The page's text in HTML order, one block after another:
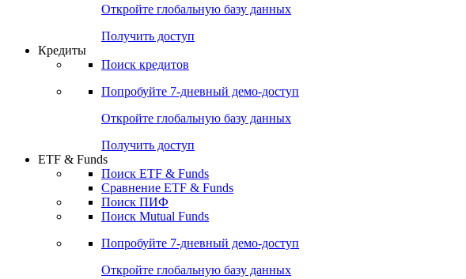
Откройте глобальную базу данных
Получить доступ
Кредиты
Поиск кредитов
Попробуйте 7-дневный демо-доступ
Откройте глобальную базу данных
Получить доступ
ETF & Funds
Поиск ETF & Funds
Сравнение ETF & Funds
Поиск ПИФ
Поиск Mutual Funds
Попробуйте 7-дневный демо-доступ
Откройте глобальную базу данных